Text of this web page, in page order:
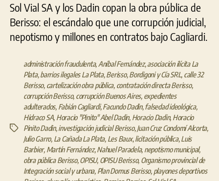
Sol Vial SA y los Dadin copan la obra pública de
Berisso: el escándalo que une corrupción judicial,
nepotismo y millones en contratos bajo Cagliardi.
Etiquetas
administración fraudulenta, Aníbal Fernández,asociación ilícita La
Plata,barrios ilegales La Plata,Berisso,Bordigoni y Cía SRL, calle 32
Berisso, cartelización obra pública, contratación directa Berisso,
corrupción Berisso, corrupción Buenos Aires, expedientes
adulterados, Fabián Cagliardi,Facundo Dadin,falsedad ideológica,
Hidraco SA, Horacio "Pinito" Abel Dadin, Horacio Dadin, Horacio
Pinito Dadin,investigación judicial Berisso,Juan Cruz Condomí Alcorta,
Julio Garro, La Cañada La Plata, Les Baux,licitación pública,Luis
Barbier, Martín Fernández,Nahuel Paradela, nepotismo municipal,
obra pública Berisso,OPISU, OPISU Berisso, Organismo provincial de
Integración social y urbana, Plan Domus Berisso, playones deportivos